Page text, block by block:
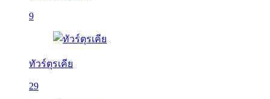
9
ทัวร์ตุรเคีย
29